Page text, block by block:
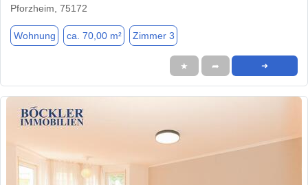
Pforzheim, 75172
Wohnung ca. 70,00 m² Zimmer 3
★ ➦ ➜